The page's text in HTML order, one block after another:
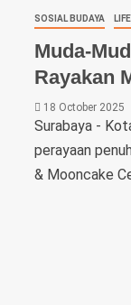
SOSIAL BUDAYA
Muda-
Rayakan
18 October 2025
Surabaya -
perayaan
& Mooncake